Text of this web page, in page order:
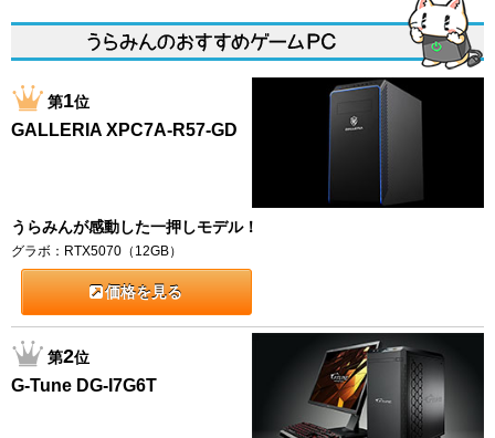
第1位
GALLERIA XPC7A-R57-GD
うらみんが感動した一押しモデル！
グラボ：RTX5070（12GB）
価格を見る
第2位
G-Tune DG-I7G6T